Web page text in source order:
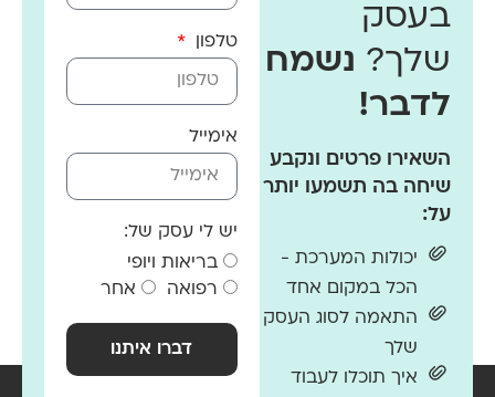
בעסק
שלך? נשמח
לדבר!
השאירו פרטים ונקבע
שיחה בה תשמעו יותר
על:
יכולות המערכת -
הכל במקום אחד
התאמה לסוג העסק
שלך
איך תוכלו לעבוד
טלפון
אימייל
יש לי עסק של:
בריאות ויופי
רפואה
אחר
דברו איתנו